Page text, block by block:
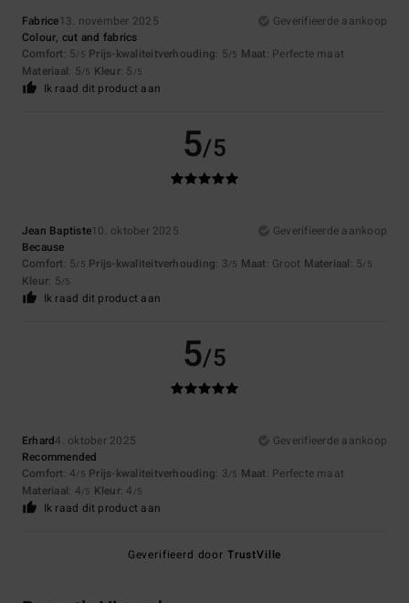
Fabrice13. november 2025
Geverifieerde aankoop
Colour, cut and fabrics
Comfort: 5/5 Prijs-kwaliteitverhouding: 5/5 Maat: Perfecte maat
Materiaal: 5/5 Kleur: 5 /5
Ik raad dit product aan
5/5
Jean Baptiste10. oktober 2025
Geverifieerde aankoop
Because
Comfort: 5/5 Prijs-kwaliteitverhouding: 3/5 Maat: Groot Materiaal: 5/5
Kleur: 5/5
Ik raad dit product aan
5/5
Erhard4. oktober 2025
Geverifieerde aankoop
Recommended
Comfort: 4/5 Prijs-kwaliteitverhouding: 3/5 Maat: Perfecte maat
Materiaal: 4/5 Kleur: 4 /5
Ik raad dit product aan
Geverifieerd door TrustVille